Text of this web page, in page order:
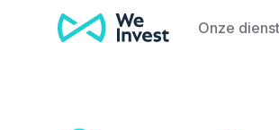
Ga naar de inhoud
Onze